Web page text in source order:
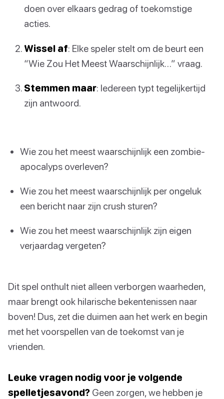
doen over elkaars gedrag of toekomstige
acties.
Wissel af: Elke speler stelt om de beurt een
“Wie Zou Het Meest Waarschijnlijk…” vraag.
Stemmen maar: Iedereen typt tegelijkertijd
zijn antwoord.
Wie zou het meest waarschijnlijk een zombie-
apocalyps overleven?
Wie zou het meest waarschijnlijk per ongeluk
een bericht naar zijn crush sturen?
Wie zou het meest waarschijnlijk zijn eigen
verjaardag vergeten?
Dit spel onthult niet alleen verborgen waarheden,
maar brengt ook hilarische bekentenissen naar
boven! Dus, zet die duimen aan het werk en begin
met het voorspellen van de toekomst van je
vrienden.
Leuke vragen nodig voor je volgende
spelletjesavond? Geen zorgen, we hebben je